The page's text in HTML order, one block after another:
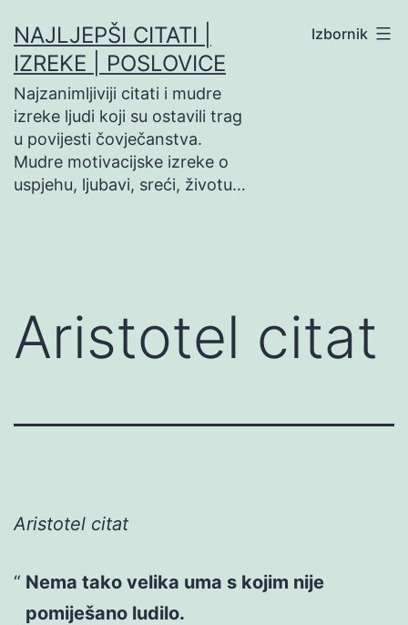
na
sadržaj
NAJLJEPŠI CITATI |
IZREKE | POSLOVICE
Najzanimljiviji citati i mudre
izreke ljudi koji su ostavili trag
u povijesti čovječanstva.
Mudre motivacijske izreke o
uspjehu, ljubavi, sreći, životu…
Izbornik
Aristotel citat
Aristotel citat
Nema tako velika uma s kojim nije
pomiješano ludilo.